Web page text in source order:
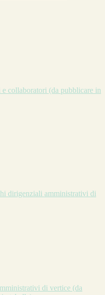
e collaboratori (da pubblicare in
dirigenziali amministrativi di
di vertice (da